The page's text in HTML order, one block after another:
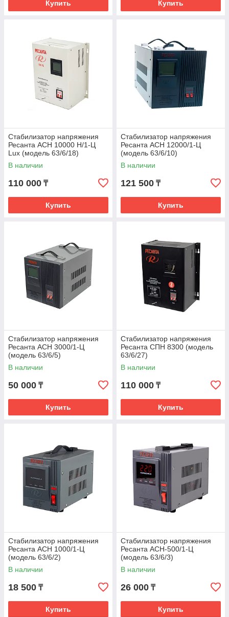
Купить Купить
Стабилизатор напряжения
Ресанта АСН 10000 Н/1-Ц
Lux (модель 63/6/18)
В наличии
110 000 ₸
Купить
Стабилизатор напряжения
Ресанта АСН 12000/1-Ц
(модель 63/6/10)
В наличии
121 500 ₸
Купить
Стабилизатор напряжения
Ресанта АСН 3000/1-Ц
(модель 63/6/5)
В наличии
50 000 ₸
Купить
Стабилизатор напряжения
Ресанта СПН 8300 (модель
63/6/27)
В наличии
110 000 ₸
Купить
Стабилизатор напряжения
Ресанта АСН 1000/1-Ц
(модель 63/6/2)
В наличии
18 500 ₸
Купить
Стабилизатор напряжения
Ресанта АСН-500/1-Ц
(модель 63/6/3)
В наличии
26 000 ₸
Купить